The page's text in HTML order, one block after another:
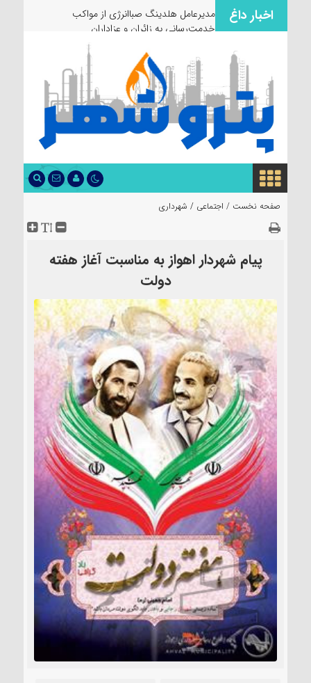
اخبار داغ
مدیرعامل هلدینگ صباانرژی از مواکب
خدمت‌رسانی به زائران و عزاداران بازدید کرد
صفحه نخست / اجتماعی / شهرداری
پیام شهردار اهواز به مناسبت آغاز هفته
دولت